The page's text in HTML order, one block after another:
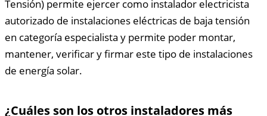
Tensión) permite ejercer como instalador electricista
autorizado de instalaciones eléctricas de baja tensión
en categoría especialista y permite poder montar,
mantener, verificar y firmar este tipo de instalaciones
de energía solar.
¿Cuáles son los otros instaladores más